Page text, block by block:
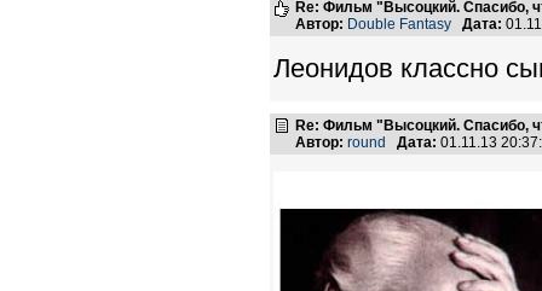
Re: Фильм "Высоцкий. Спасибо,
Автор: Double Fantasy Дата:
Леонидов классно
Re: Фильм "Высоцкий. Спасибо,
Автор: round Дата: 01.11.13